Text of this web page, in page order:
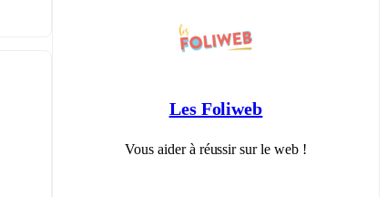
Les Foliweb
Vous aider à réussir sur le web !